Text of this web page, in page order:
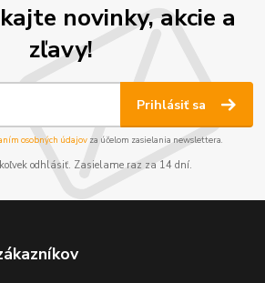
novinky, akcie a
zľavy!
Prihlásiť sa
osobných údajov za účelom zasielania newslettera.
odhlásiť. Zasielame raz za 14 dní.